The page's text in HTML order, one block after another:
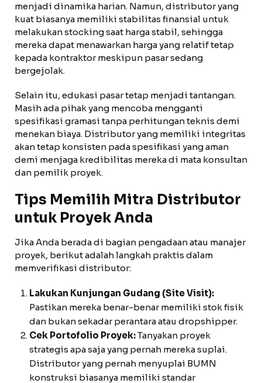
menjadi dinamika harian. Namun, distributor yang
kuat biasanya memiliki stabilitas finansial untuk
melakukan stocking saat harga stabil, sehingga
mereka dapat menawarkan harga yang relatif tetap
kepada kontraktor meskipun pasar sedang
bergejolak.
Selain itu, edukasi pasar tetap menjadi tantangan.
Masih ada pihak yang mencoba mengganti
spesifikasi gramasi tanpa perhitungan teknis demi
menekan biaya. Distributor yang memiliki integritas
akan tetap konsisten pada spesifikasi yang aman
demi menjaga kredibilitas mereka di mata konsultan
dan pemilik proyek.
Tips Memilih Mitra Distributor
untuk Proyek Anda
Jika Anda berada di bagian pengadaan atau manajer
proyek, berikut adalah langkah praktis dalam
memverifikasi distributor:
Lakukan Kunjungan Gudang (Site Visit):
Pastikan mereka benar-benar memiliki stok fisik
dan bukan sekadar perantara atau dropshipper.
Cek Portofolio Proyek:Tanyakan proyek
strategis apa saja yang pernah mereka suplai.
Distributor yang pernah menyuplai BUMN
konstruksi biasanya memiliki standar